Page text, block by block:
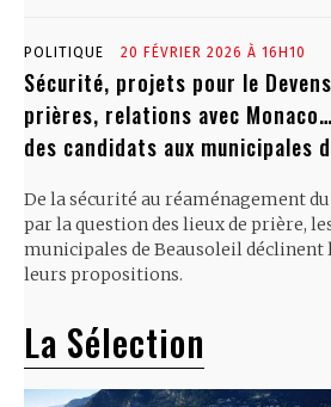
POLITIQUE 20 FÉVRIER 2026 À 16H10
Sécurité, projets pour le
prières, relations avec
des candidats aux municipales
De la sécurité au réaménagement
par la question des lieux de prière,
municipales de Beausoleil
leurs propositions.
La Sélection